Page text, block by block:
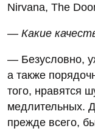
Nirvana, The
— Какие
— Безусловно,
а также
того, нравятся
медлительных.
прежде всего,